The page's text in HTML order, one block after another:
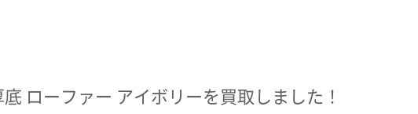
ローファー アイボリーを買取しました！